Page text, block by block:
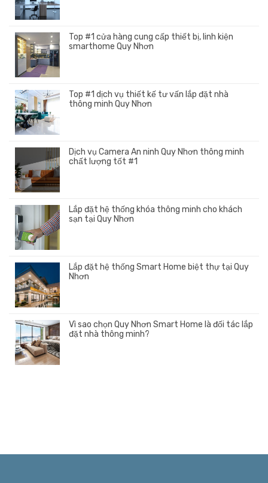
Top #1 cửa hàng cung cấp thiết bị, linh kiện
smarthome Quy Nhơn
Top #1 dịch vụ thiết kế tư vấn lắp đặt nhà
thông minh Quy Nhơn
Dịch vụ Camera An ninh Quy Nhơn thông minh
chất lượng tốt #1
Lắp đặt hệ thống khóa thông minh cho khách
sạn tại Quy Nhơn
Lắp đặt hệ thống Smart Home biệt thự tại Quy
Nhơn
Vì sao chọn Quy Nhơn Smart Home là đối tác lắp
đặt nhà thông minh?